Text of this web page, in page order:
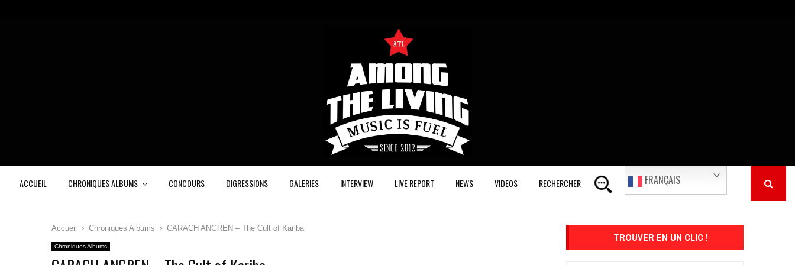
ACCUEIL CHRONIQUES ALBUMS CONCOURS DIGRESSIONS GALERIES INTERVIEW LIVE REPORT NEWS VIDEOS RECHERCHER FRANÇAIS
Accueil Chroniques Albums CARACH ANGREN – The Cult of Kariba
Chroniques Albums
TROUVER EN UN CLIC !